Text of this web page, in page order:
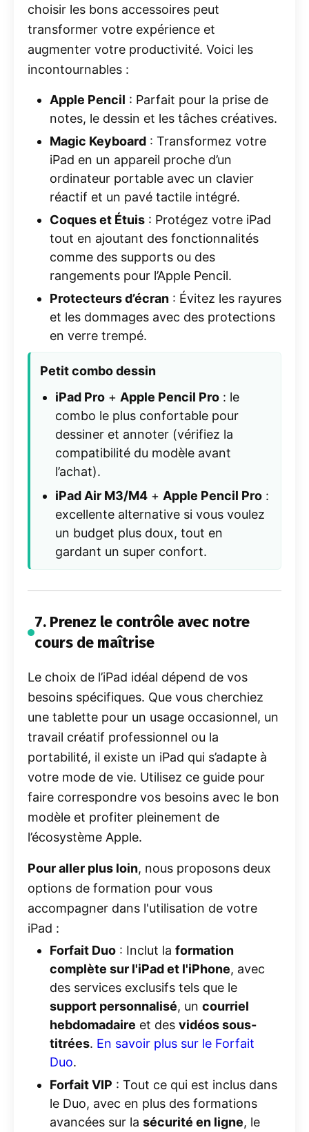
choisir les bons accessoires peut
transformer votre expérience et
augmenter votre productivité. Voici les
incontournables :
Apple Pencil : Parfait pour la prise de
notes, le dessin et les tâches créatives.
Magic Keyboard : Transformez votre
iPad en un appareil proche d’un
ordinateur portable avec un clavier
réactif et un pavé tactile intégré.
Coques et Étuis : Protégez votre iPad
tout en ajoutant des fonctionnalités
comme des supports ou des
rangements pour l’Apple Pencil.
Protecteurs d’écran : Évitez les rayures
et les dommages avec des protections
en verre trempé.
Petit combo dessin
iPad Pro + Apple Pencil Pro : le
combo le plus confortable pour
dessiner et annoter (vérifiez la
compatibilité du modèle avant
l’achat).
iPad Air M3/M4 + Apple Pencil Pro :
excellente alternative si vous voulez
un budget plus doux, tout en
gardant un super confort.
7. Prenez le contrôle avec notre
cours de maîtrise
Le choix de l’iPad idéal dépend de vos
besoins spécifiques. Que vous cherchiez
une tablette pour un usage occasionnel, un
travail créatif professionnel ou la
portabilité, il existe un iPad qui s’adapte à
votre mode de vie. Utilisez ce guide pour
faire correspondre vos besoins avec le bon
modèle et profiter pleinement de
l’écosystème Apple.
Pour aller plus loin, nous proposons deux
options de formation pour vous
accompagner dans l'utilisation de votre
iPad :
Forfait Duo : Inclut la formation
complète sur l'iPad et l'iPhone, avec
des services exclusifs tels que le
support personnalisé, un courriel
hebdomadaire et des vidéos sous-
titrées. En savoir plus sur le Forfait
Duo.
Forfait VIP : Tout ce qui est inclus dans
le Duo, avec en plus des formations
avancées sur la sécurité en ligne, le